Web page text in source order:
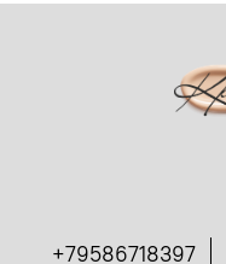
+79586718397